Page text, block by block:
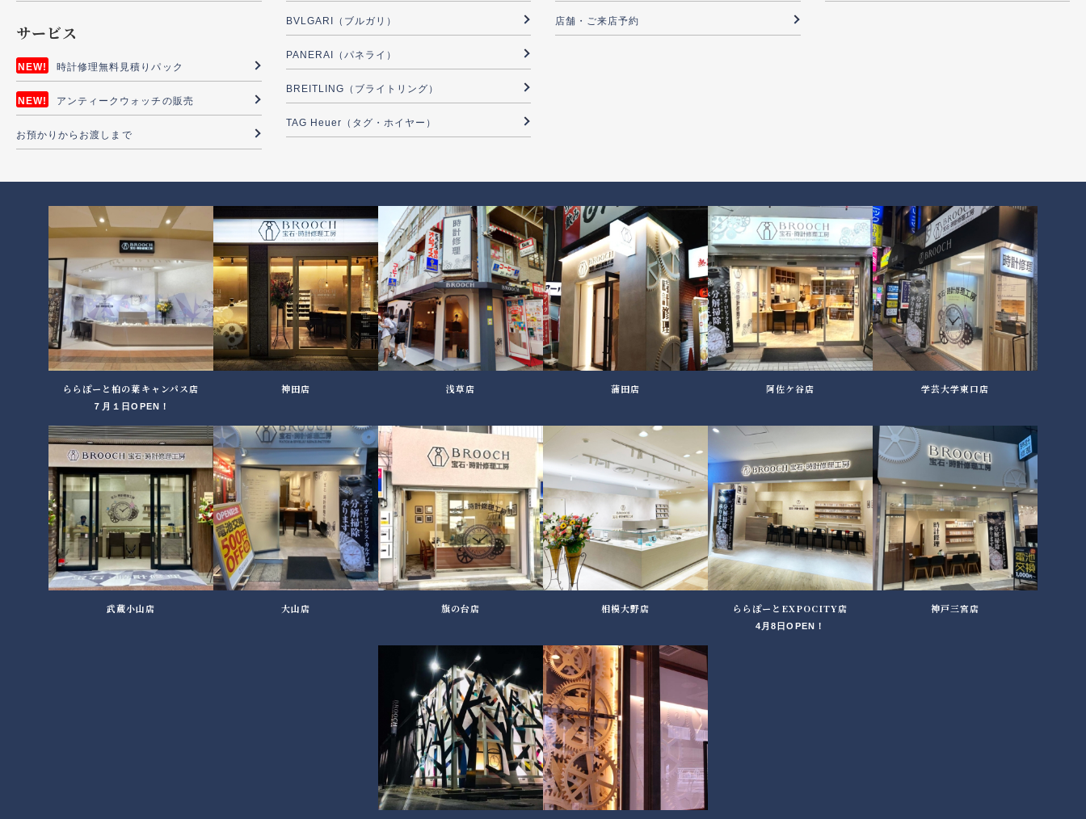
サービス
時計修理無料見積りパック
アンティークウォッチの販売
お預かりからお渡しまで
BVLGARI（ブルガリ）
PANERAI（パネライ）
BREITLING（ブライトリング）
TAG Heuer（タグ・ホイヤー）
店舗・ご来店予約
ららぽーと柏の葉キャンパス店
７月１日OPEN！
神田店 浅草店 蒲田店 阿佐ケ谷店 学芸大学東口店
武蔵小山店 大山店 旗の台店 相模大野店 ららぽーとEXPOCITY店
4月8日OPEN！
神戸三宮店